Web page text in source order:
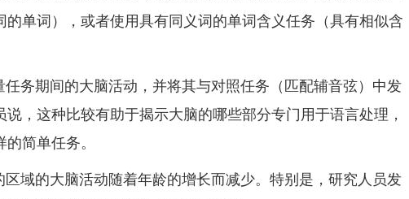
单词），或者使用具有同义词的单词含义任务（具有相似含
务期间的大脑活动，并将其与对照任务（匹配辅音弦）中发
，这种比较有助于揭示大脑的哪些部分专门用于语言处理，
简单任务。
域的大脑活动随着年龄的增长而减少。特别是，研究人员发